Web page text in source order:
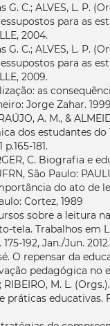
G. C.; ALVES, L. P.
para as
2004.
G. C.; ALVES, L. P.
para as
2009.
as
Jorge Zahar.
A. M., &
dos estudantes do
181.
C. Biografia e
São Paulo:
do ato de
Cortez, 1989
sobre a leitura
tela. Trabalhos em
192, Jan./Jun. 2012.
O repensar da
pedagógica no
RIBEIRO, M. L.
práticas educativas.